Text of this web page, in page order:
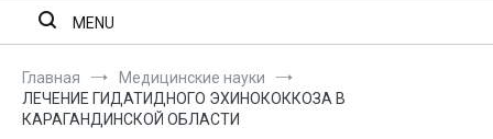
MENU
Главная
Медицинские науки
ЛЕЧЕНИЕ ГИДАТИДНОГО ЭХИНОКОККОЗА В
КАРАГАНДИНСКОЙ ОБЛАСТИ